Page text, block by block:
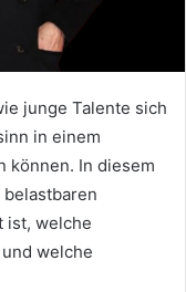
junge Talente sich
in einem
können. In diesem
ist, welche
welche